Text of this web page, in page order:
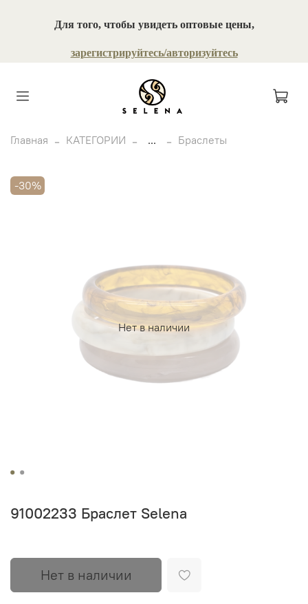
Для того, чтобы увидеть оптовые цены,
зарегистрируйтесь/авторизуйтесь
Главная КАТЕГОРИИ ... Браслеты
Нет в наличии
-30%
91002233 Браслет Selena
Нет в наличии